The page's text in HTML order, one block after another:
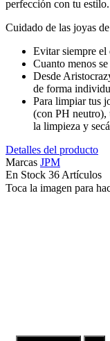
perfección con tu estilo.
Cuidado de las joyas
Evitar siempre el
Cuanto menos
Desde
de forma
Para limpiar tus
(con PH neutro),
la limpieza y
Detalles del producto
Marcas JPM
En Stock 36 Artículos
Toca la imagen para